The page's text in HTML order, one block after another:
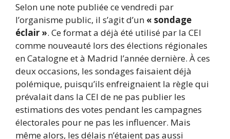
Selon une note publiée ce vendredi par
l’organisme public, il s’agit d’un « sondage
éclair ». Ce format a déjà été utilisé par la CEI
comme nouveauté lors des élections régionales
en Catalogne et à Madrid l’année dernière. À ces
deux occasions, les sondages faisaient déjà
polémique, puisqu’ils enfreignaient la règle qui
prévalait dans la CEI de ne pas publier les
estimations des votes pendant les campagnes
électorales pour ne pas les influencer. Mais
même alors, les délais n’étaient pas aussi